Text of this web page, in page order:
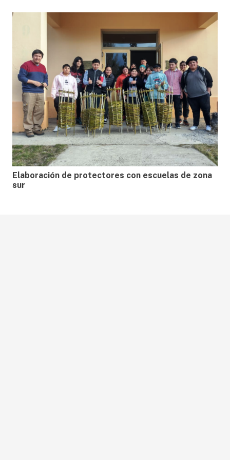
Elaboración de protectores con escuelas de zona
sur